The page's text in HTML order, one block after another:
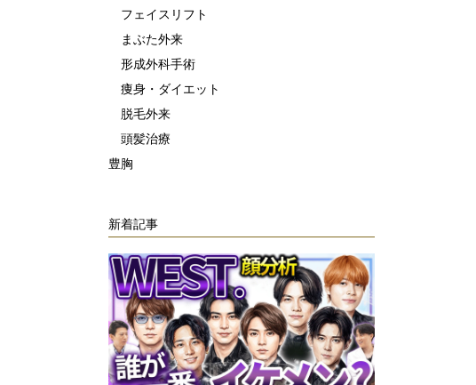
フェイスリフト
まぶた外来
形成外科手術
痩身・ダイエット
脱毛外来
頭髪治療
豊胸
新着記事